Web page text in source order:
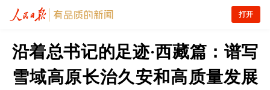
打开
沿着总书记的足迹·西藏篇：谱写
雪域高原长治久安和高质量发展